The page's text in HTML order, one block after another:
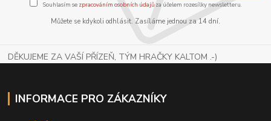
Souhlasím se zpracováním osobních údajůza účelem rozesílky newsletteru.
Můžete se kdykoli odhlásit. Zasíláme jednou za 14 dní.
DĚKUJEME ZA VAŠÍ PŘÍZEŇ, TÝM HRAČKY KALTOM .-)
INFORMACE PRO ZÁKAZNÍKY